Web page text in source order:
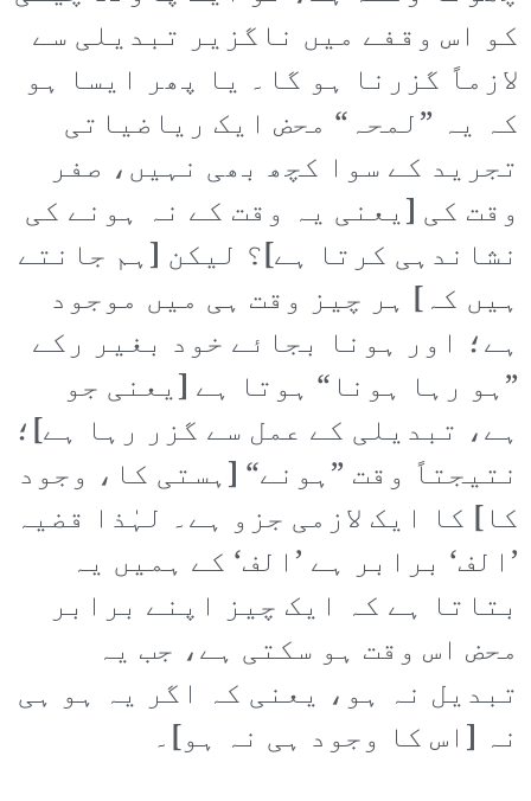
کو اس وقفے میں ناگزیر تبدیلی سے
لازماً گزرنا ہو گا۔ یا پھر ایسا ہو
کہ یہ ”لمحہ“ محض ایک ریاضیاتی
تجرید کے سوا کچھ بھی نہیں، صفر
وقت کی [یعنی یہ وقت کے نہ ہونے کی
نشاندہی کرتا ہے]؟ لیکن [ہم جانتے
ہیں کہ] ہر چیز وقت ہی میں موجود
ہے؛ اور ہونا بجائے خود بغیر رکے
”ہو رہا ہونا“ ہوتا ہے [یعنی جو
ہے، تبدیلی کے عمل سے گزر رہا ہے]؛
نتیجتاً وقت ”ہونے“ [ہستی کا، وجود
کا] کا ایک لازمی جزو ہے۔ لہٰذا قضیہ
’الف‘ برابر ہے ’الف‘ کے ہمیں یہ
بتاتا ہے کہ ایک چیز اپنے برابر
محض اس وقت ہو سکتی ہے، جب یہ
تبدیل نہ ہو، یعنی کہ اگر یہ ہو ہی
نہ [اس کا وجود ہی نہ ہو]۔